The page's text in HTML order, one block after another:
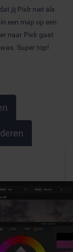
jij Pixlr niet als
een map op een
naar Pixlr gaat
Super top!